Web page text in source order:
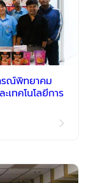
รณ์พิทยาคม
เทคโนโลยีการ